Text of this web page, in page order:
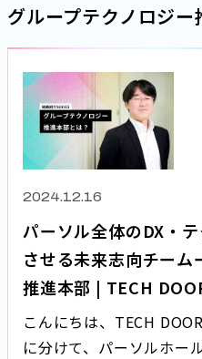
グループテクノロジ
2024.12.16
パーソル全体のDX・
させる未来志向チーム
推進本部 | TECH
こんにちは、TECH
に分けて、パーソルホー